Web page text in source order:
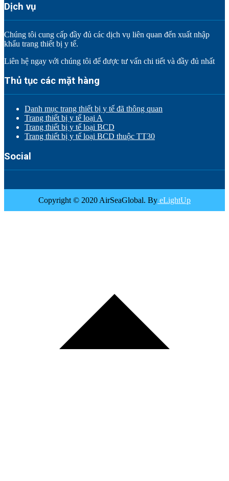
Dịch vụ
Chúng tôi cung cấp đầy đủ các dịch vụ liên quan đến xuất nhập
khẩu trang thiết bị y tế.
Liên hệ ngay với chúng tôi để được tư vấn chi tiết và đầy đủ nhất
Thủ tục các mặt hàng
Danh mục trang thiết bị y tế đã thông quan
Trang thiết bị y tế loại A
Trang thiết bị y tế loại BCD
Trang thiết bị y tế loại BCD thuộc TT30
Social
Copyright © 2020 AirSeaGlobal. By eLightUp